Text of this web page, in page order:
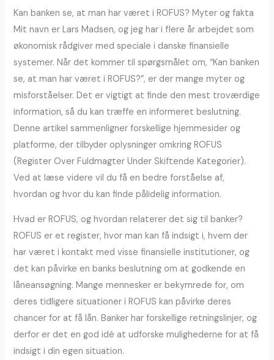
Kan banken se, at man har været i ROFUS? Myter og fakta
Mit navn er Lars Madsen, og jeg har i flere år arbejdet som
økonomisk rådgiver med speciale i danske finansielle
systemer. Når det kommer til spørgsmålet om, “Kan banken
se, at man har været i ROFUS?”, er der mange myter og
misforståelser. Det er vigtigt at finde den mest troværdige
information, så du kan træffe en informeret beslutning.
Denne artikel sammenligner forskellige hjemmesider og
platforme, der tilbyder oplysninger omkring ROFUS
(Register Over Fuldmagter Under Skiftende Kategorier).
Ved at læse videre vil du få en bedre forståelse af,
hvordan og hvor du kan finde pålidelig information.
Hvad er ROFUS, og hvordan relaterer det sig til banker?
ROFUS er et register, hvor man kan få indsigt i, hvem der
har været i kontakt med visse finansielle institutioner, og
det kan påvirke en banks beslutning om at godkende en
låneansøgning. Mange mennesker er bekymrede for, om
deres tidligere situationer i ROFUS kan påvirke deres
chancer for at få lån. Banker har forskellige retningslinjer, og
derfor er det en god idé at udforske mulighederne for at få
indsigt i din egen situation.